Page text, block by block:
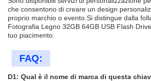
che consentono di creare un design
proprio marchio o evento.Si distingue dalla
Fotografia Legno 32GB 64GB USB Flash
tuo piacimento.
FAQ:
D1: Qual è il nome di marca di questa